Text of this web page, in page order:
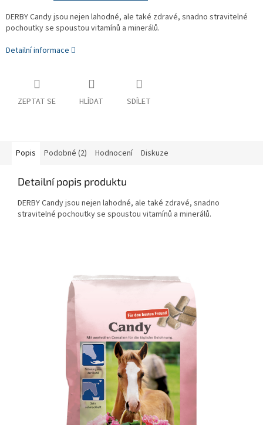
DERBY Candy jsou nejen lahodné, ale také zdravé, snadno stravitelné
pochoutky se spoustou vitamínů a minerálů.
Detailní informace
ZEPTAT SE HLÍDAT SDÍLET
Popis Podobné (2) Hodnocení Diskuze
Detailní popis produktu
DERBY Candy jsou nejen lahodné, ale také zdravé, snadno
stravitelné pochoutky se spoustou vitamínů a minerálů.